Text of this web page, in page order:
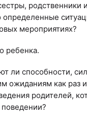
родственники
мероприятиях?
ребенка.
ли способности,
как раз
родителей,